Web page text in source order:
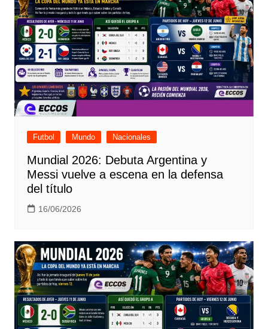
Futbol Mundo Nacionales
Mundial 2026: Debuta Argentina y
Messi vuelve a escena en la defensa
del título
16/06/2026